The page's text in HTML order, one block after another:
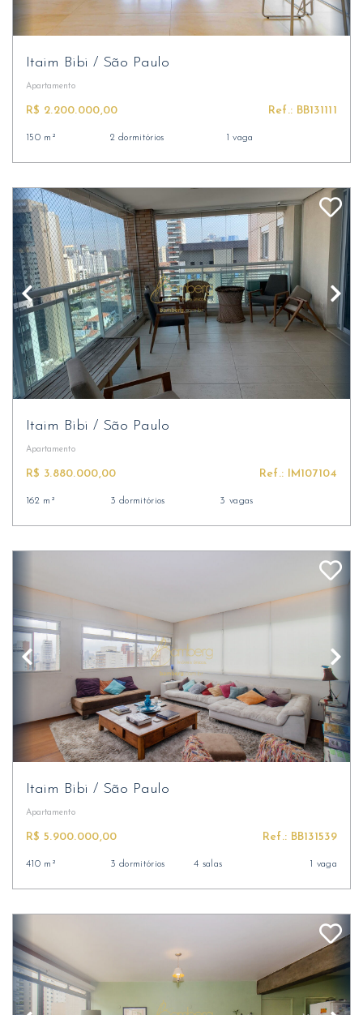
Itaim Bibi/ São Paulo
Apartamento
R$ 2.200.000,00 Ref.: BB131111
150 m² 2 dormitórios 1 vaga
Itaim Bibi/ São Paulo
Apartamento
R$ 3.880.000,00 Ref.: IM107104
162 m² 3 dormitórios 3 vagas
Itaim Bibi/ São Paulo
Apartamento
R$ 5.900.000,00 Ref.: BB131539
410 m² 3 dormitórios 4 salas 1 vaga